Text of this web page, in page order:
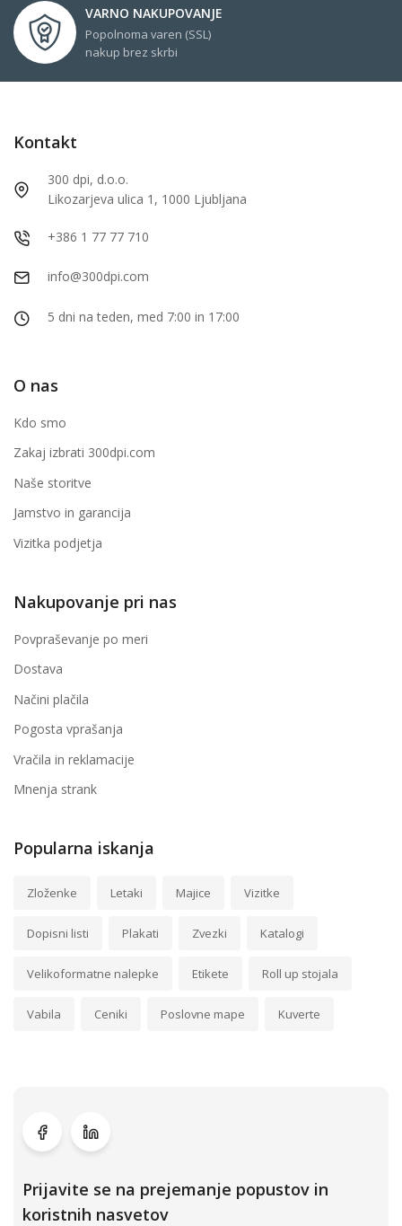
VARNO NAKUPOVANJE
Popolnoma varen (SSL)
nakup brez skrbi
Kontakt
300 dpi, d.o.o.
Likozarjeva ulica 1, 1000 Ljubljana
+386 1 77 77 710
info@300dpi.com
5 dni na teden, med 7:00 in 17:00
O nas
Kdo smo
Zakaj izbrati 300dpi.com
Naše storitve
Jamstvo in garancija
Vizitka podjetja
Nakupovanje pri nas
Povpraševanje po meri
Dostava
Načini plačila
Pogosta vprašanja
Vračila in reklamacije
Mnenja strank
Popularna iskanja
Zloženke Letaki Majice Vizitke
Dopisni listi Plakati Zvezki Katalogi
Velikoformatne nalepke Etikete Roll up stojala
Vabila Ceniki Poslovne mape Kuverte
Prijavite se na prejemanje popustov in
koristnih nasvetov